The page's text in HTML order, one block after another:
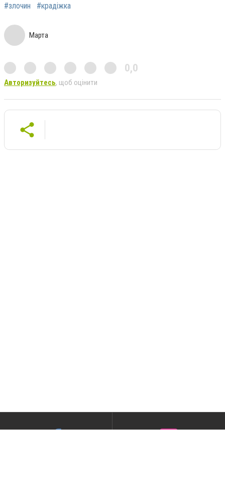
#злочин #крадіжка
Марта
0,0
Авторизуйтесь, щоб оцінити